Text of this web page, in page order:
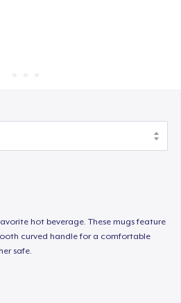
hot beverage. These mugs feature
curved handle for a comfortable
safe.